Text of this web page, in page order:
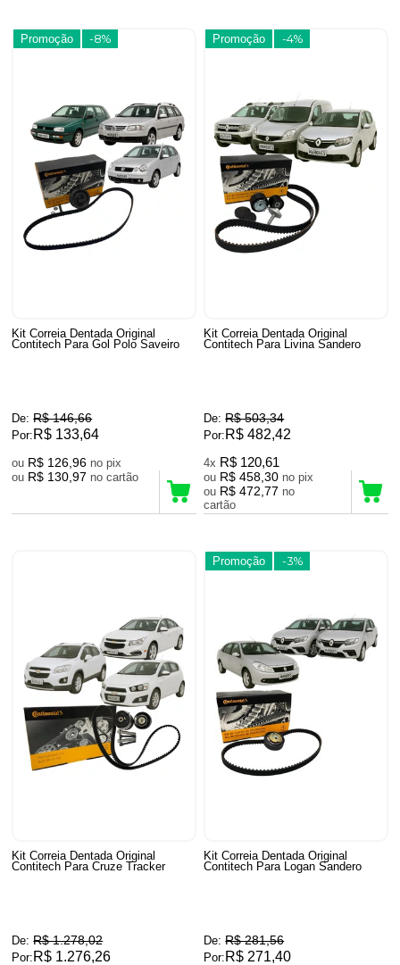
Promoção -8%
Kit Correia Dentada Original
Contitech Para Gol Polo Saveiro
De: R$ 146,66
Por: R$ 133,64
ou R$ 126,96
no pix
ou R$ 130,97 no cartão
Promoção -4%
Kit Correia Dentada Original
Contitech Para Livina Sandero
De: R$ 503,34
Por: R$ 482,42
4x R$ 120,61
ou R$ 458,30
no pix
ou R$ 472,77 no
cartão
Kit Correia Dentada Original
Contitech Para Cruze Tracker
De: R$ 1.278,02
Por: R$ 1.276,26
Promoção -3%
Kit Correia Dentada Original
Contitech Para Logan Sandero
De: R$ 281,56
Por: R$ 271,40